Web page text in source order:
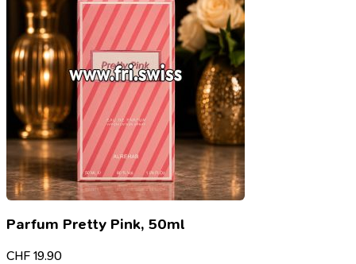
Parfum Pretty Pink, 50ml
CHF 19.90